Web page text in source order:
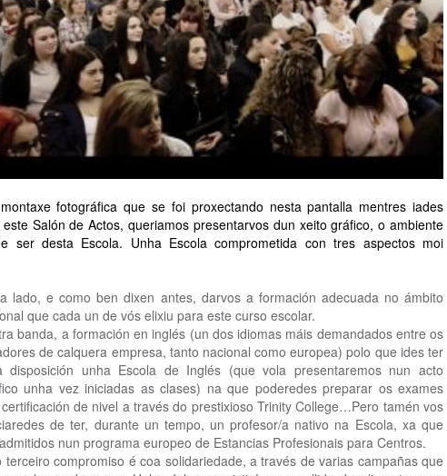
fotográfica que se foi proxectando nesta pantalla mentres iades
Salón de Actos, queriamos presentarvos dun xeito gráfico, o ambiente
ser desta Escola. Unha Escola comprometida con tres aspectos moi
lado, e como ben dixen antes, darvos a formación adecuada no ámbito
que cada un de vós elixiu para este curso escolar.
banda, a formación en inglés (un dos idiomas máis demandados entre os
de calquera empresa, tanto nacional como europea) polo que ides ter
disposición unha Escola de Inglés (que vola presentaremos nun acto
unha vez iniciadas as clases) na que poderedes preparar os exames
de nivel a través do prestixioso Trinity College…Pero tamén vos
de ter, durante un tempo, un profesor/a nativo na Escola, xa que
nun programa europeo de Estancias Profesionais para Centros.
terceiro compromiso é coa solidariedade, a través de varias campañas que